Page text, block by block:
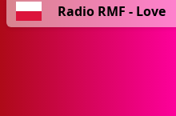
Radio RMF - Love